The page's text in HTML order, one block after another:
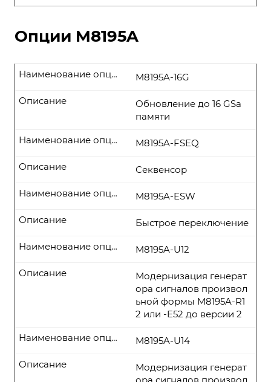
Опции M8195A
M8195A-16G
Наименование опции
Обновление до 16 GSa
памяти
Описание
M8195A-FSEQ
Наименование опции
Секвенсор
Описание
M8195A-ESW
Наименование опции
Быстрое переключение
Описание
M8195A-U12
Наименование опции
Модернизация генерат
ора сигналов произвол
ьной формы M8195A-R1
2 или -E52 до версии 2
Описание
M8195A-U14
Наименование опции
Модернизация генерат
Описание